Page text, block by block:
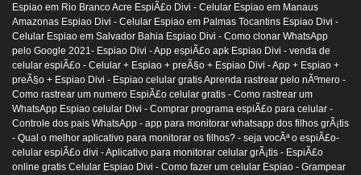
Espiao em Rio Branco Acre EspiÃ£o Divi - Celular Espiao em Manaus
Amazonas Espiao Divi - Celular Espiao em Palmas Tocantins Espiao Divi -
Celular Espiao em Salvador Bahia Espiao Divi - Como clonar WhatsApp
pelo Google 2021- Espiao Divi -App espiÃ£o apk Espiao Divi - venda de
celular espiÃ£o - Celular + Espiao + preÃ§o + Espiao Divi -App + Espiao +
preÃ§o + Espiao Divi - Espiao celular gratis Aprenda rastrear pelo nÃºmero -
Como rastrear um numero EspiÃ£o celular gratis - Como rastrear um
WhatsApp Espiao celular Divi - Comprar programa espiÃ£o para celular -
Controle dos pais WhatsApp - app para monitorar whatsapp dos filhos grÃ¡tis
- Qual o melhor aplicativo para monitorar os filhos? - seja vocÃª o espiÃ£o-
celular espiÃ£o divi -Aplicativo para monitorar celular grÃ¡tis - EspiÃ£o
online gratis Celular Espiao Divi - Como fazer um celular Espiao - Grampear